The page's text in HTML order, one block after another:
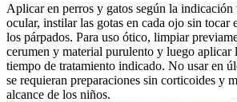
Aplicar en perros y gatos según la indicación
ocular, instilar las gotas en cada ojo sin tocar
los párpados. Para uso ótico, limpiar
cerumen y material purulento y luego aplicar
tiempo de tratamiento indicado. No usar en
se requieran preparaciones sin corticoides y
alcance de los niños.